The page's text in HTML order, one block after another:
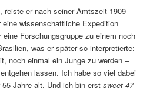
reiste er nach seiner Amtszeit 1909
wissenschaftliche Expedition
Forschungsgruppe zu einem noch
was er später so interpretierte:
noch einmal ein Junge zu werden –
lassen. Ich habe so viel dabei
55 Jahre alt. Und ich bin erstsweet 47